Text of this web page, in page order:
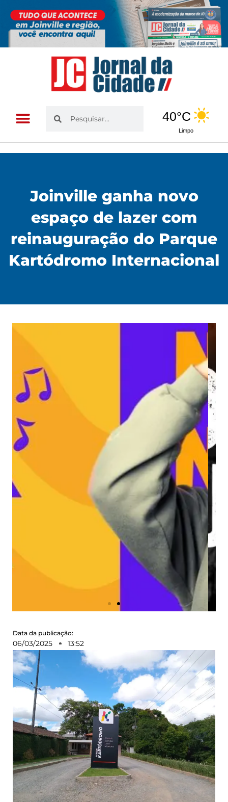
para
40°C
Limpo
Joinville ganha novo
espaço de lazer com
reinauguração do Parque
Kartódromo Internacional
Data da publicação:
06/03/2025 13:52